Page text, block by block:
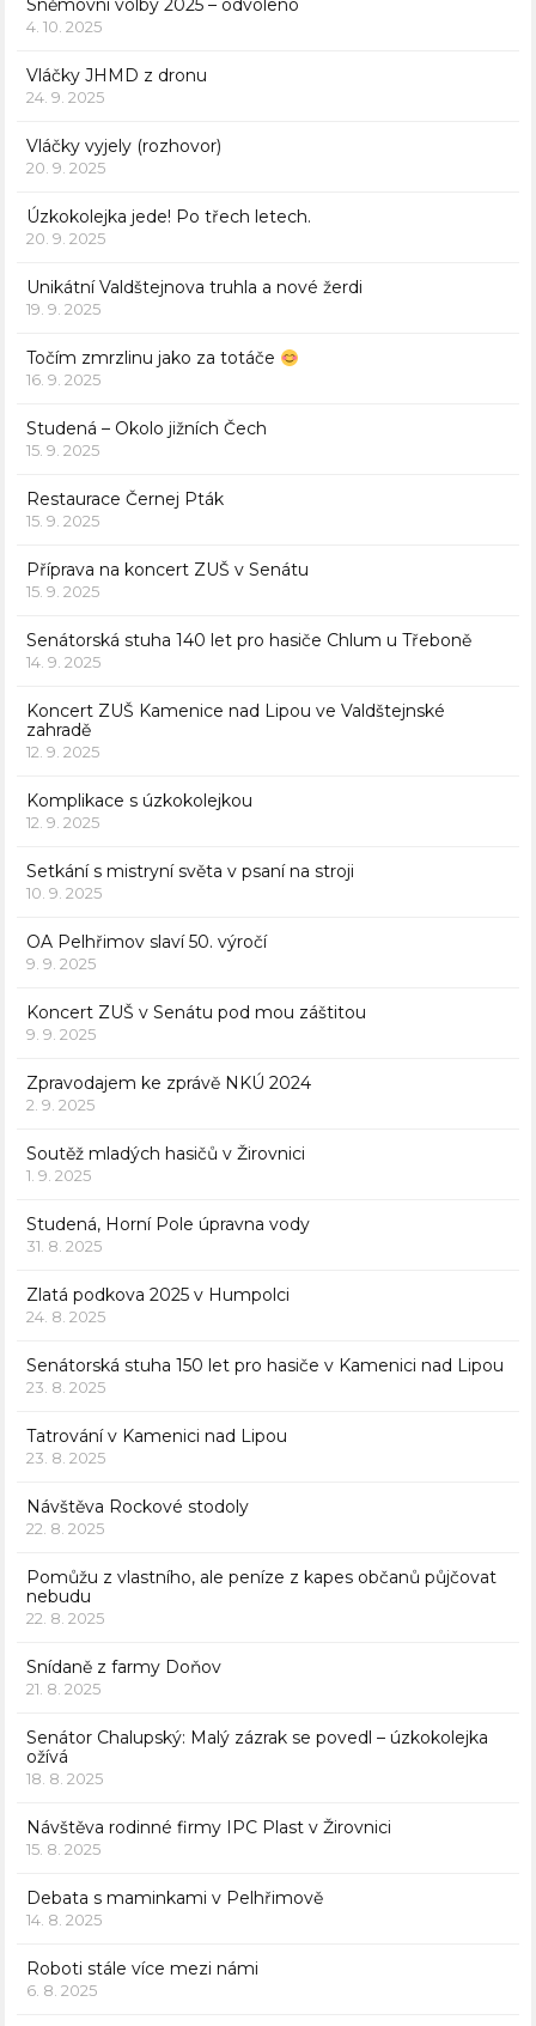
Sněmovní volby 2025 – odvoleno
4. 10. 2025
Vláčky JHMD z dronu
24. 9. 2025
Vláčky vyjely (rozhovor)
20. 9. 2025
Úzkokolejka jede! Po třech letech.
20. 9. 2025
Unikátní Valdštejnova truhla a nové žerdi
19. 9. 2025
Točím zmrzlinu jako za totáče
16. 9. 2025
Studená – Okolo jižních Čech
15. 9. 2025
Restaurace Černej Pták
15. 9. 2025
Příprava na koncert ZUŠ v Senátu
15. 9. 2025
Senátorská stuha 140 let pro hasiče Chlum u Třeboně
14. 9. 2025
Koncert ZUŠ Kamenice nad Lipou ve Valdštejnské
zahradě
12. 9. 2025
Komplikace s úzkokolejkou
12. 9. 2025
Setkání s mistryní světa v psaní na stroji
10. 9. 2025
OA Pelhřimov slaví 50. výročí
9. 9. 2025
Koncert ZUŠ v Senátu pod mou záštitou
9. 9. 2025
Zpravodajem ke zprávě NKÚ 2024
2. 9. 2025
Soutěž mladých hasičů v Žirovnici
1. 9. 2025
Studená, Horní Pole úpravna vody
31. 8. 2025
Zlatá podkova 2025 v Humpolci
24. 8. 2025
Senátorská stuha 150 let pro hasiče v Kamenici nad Lipou
23. 8. 2025
Tatrování v Kamenici nad Lipou
23. 8. 2025
Návštěva Rockové stodoly
22. 8. 2025
Pomůžu z vlastního, ale peníze z kapes občanů půjčovat
nebudu
22. 8. 2025
Snídaně z farmy Doňov
21. 8. 2025
Senátor Chalupský: Malý zázrak se povedl – úzkokolejka
ožívá
18. 8. 2025
Návštěva rodinné firmy IPC Plast v Žirovnici
15. 8. 2025
Debata s maminkami v Pelhřimově
14. 8. 2025
Roboti stále více mezi námi
6. 8. 2025